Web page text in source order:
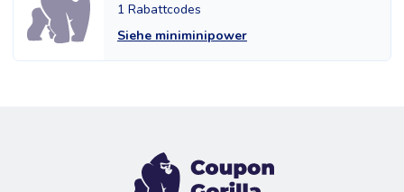
1 Rabattcodes
Siehe miniminipower